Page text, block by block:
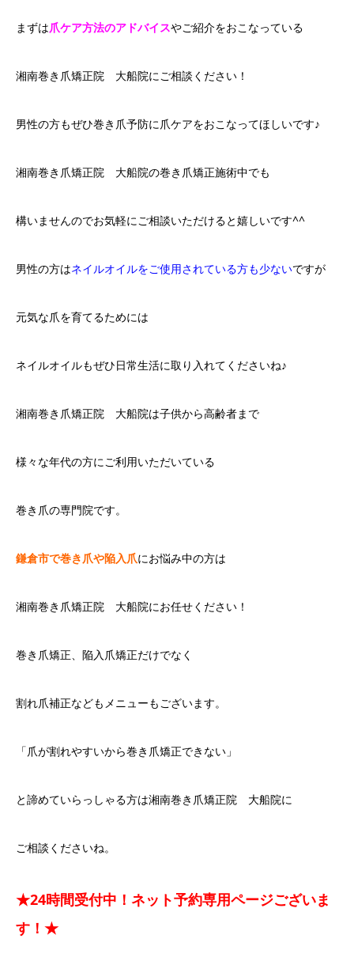
まずは爪ケア方法のアドバイスやご紹介をおこなっている
湘南巻き爪矯正院 大船院にご相談ください！
男性の方もぜひ巻き爪予防に爪ケアをおこなってほしいです♪
湘南巻き爪矯正院 大船院の巻き爪矯正施術中でも
構いませんのでお気軽にご相談いただけると嬉しいです^^
男性の方はネイルオイルをご使用されている方も少ないですが
元気な爪を育てるためには
ネイルオイルもぜひ日常生活に取り入れてくださいね♪
湘南巻き爪矯正院 大船院は子供から高齢者まで
様々な年代の方にご利用いただいている
巻き爪の専門院です。
鎌倉市で巻き爪や陥入爪にお悩み中の方は
湘南巻き爪矯正院 大船院にお任せください！
巻き爪矯正、陥入爪矯正だけでなく
割れ爪補正などもメニューもございます。
「爪が割れやすいから巻き爪矯正できない」
と諦めていらっしゃる方は湘南巻き爪矯正院 大船院に
ご相談くださいね。
★24時間受付中！ネット予約専用ページございま
す！★